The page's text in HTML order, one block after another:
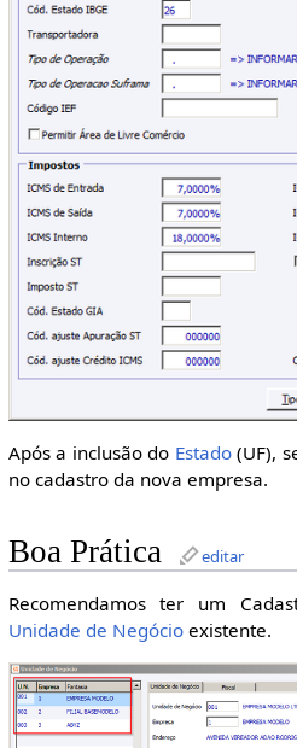
Após a inclusão do Estado(UF),
no cadastro da nova empresa.
Boa Prática editar
Recomendamos ter um
Unidade de Negócioexistente.